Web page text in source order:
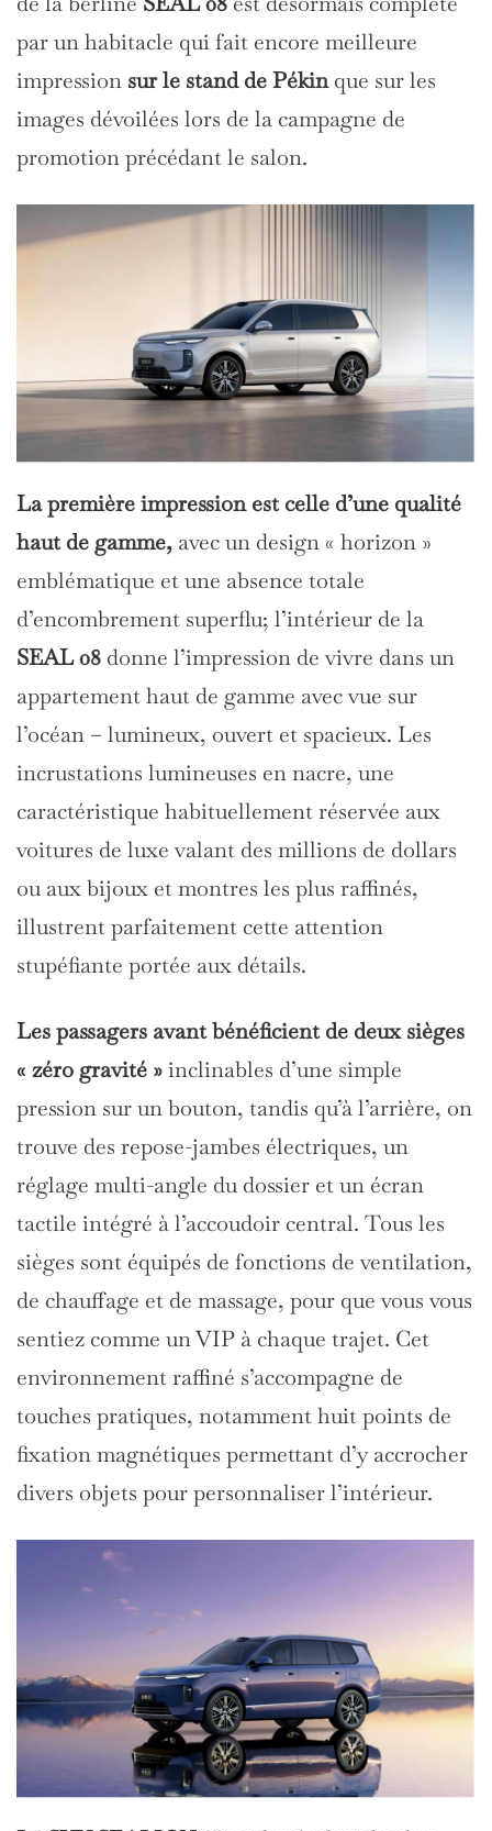
par un habitacle qui fait encore meilleure
impression sur le stand de Pékinque sur les
images dévoilées lors de la campagne de
promotion précédant le salon. ​
La première impression est celle d’une qualité
haut de gamme, avec un design « horizon »
emblématique et une absence totale
d’encombrement superflu; l’intérieur de la
SEAL 08 donne l’impression de vivre dans un
appartement haut de gamme avec vue sur
l’océan – lumineux, ouvert et spacieux. Les
incrustations lumineuses en nacre, une
caractéristique habituellement réservée aux
voitures de luxe valant des millions de dollars
ou aux bijoux et montres les plus raffinés,
illustrent parfaitement cette attention
stupéfiante portée aux détails.
Les passagers avant bénéficient de deux sièges
« zéro gravité »inclinables d’une simple
pression sur un bouton, tandis qu’à l’arrière, on
trouve des repose-jambes électriques, un
réglage multi-angle du dossier et un écran
tactile intégré à l’accoudoir central. Tous les
sièges sont équipés de fonctions de ventilation,
de chauffage et de massage, pour que vous vous
sentiez comme un VIP à chaque trajet. Cet
environnement raffiné s’accompagne de
touches pratiques, notamment huit points de
fixation magnétiques permettant d’y accrocher
divers objets pour personnaliser l’intérieur.